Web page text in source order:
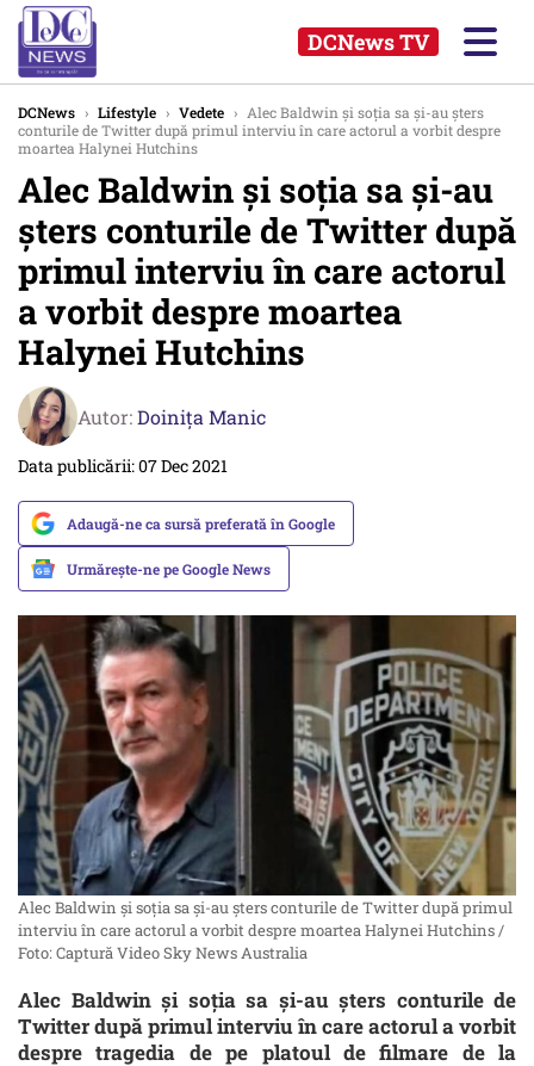
DCNews TV
DCNews › Lifestyle › Vedete › Alec Baldwin și soția sa și-au șters
conturile de Twitter după primul interviu în care actorul a vorbit despre
moartea Halynei Hutchins
Alec Baldwin și soția sa și-au
șters conturile de Twitter după
primul interviu în care actorul
a vorbit despre moartea
Halynei Hutchins
Autor:Doinița Manic
Data publicării: 07 Dec 2021
Adaugă-ne ca sursă preferată în Google
Urmărește-ne pe Google News
Alec Baldwin și soția sa și-au șters conturile de Twitter după primul
interviu în care actorul a vorbit despre moartea Halynei Hutchins /
Foto: Captură Video Sky News Australia
Alec Baldwin și soția sa și-au șters conturile de
Twitter după primul interviu în care actorul a vorbit
despre tragedia de pe platoul de filmare de la